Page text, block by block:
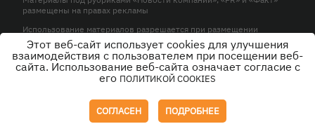
размещены на правах рекламы
Использование материалов разрешается при размещении
активной гиперссылки на KP.UA в первом абзаце.
© ООО «ЮЛАВ МЕДИА»,2026. Все права защищены.
Этот веб-сайт использует cookies для улучшения
взаимодействия с пользователем при посещении веб-
сайта. Использование веб-сайта означает согласие с
его ПОЛИТИКОЙ COOKIES
СОГЛАСЕН ПОДРОБНЕЕ